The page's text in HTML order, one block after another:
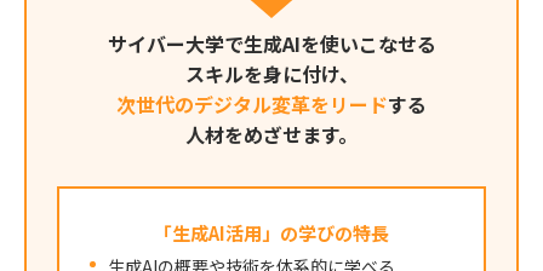
サイバー大学で生成AIを使いこなせる
スキルを身に付け、
次世代のデジタル変革をリードする
人材をめざせます。
「生成AI活用」の学びの特長
生成AIの概要や技術を体系的に学べる